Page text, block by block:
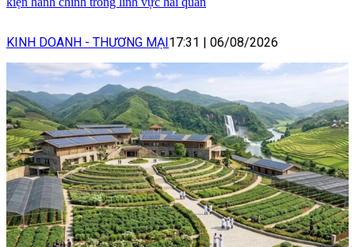
KINH DOANH - THƯƠNG MẠI 17:31 06/08/2026